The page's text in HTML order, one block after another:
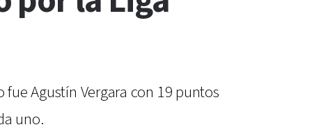
Agustín Vergara con 19 puntos
uno.